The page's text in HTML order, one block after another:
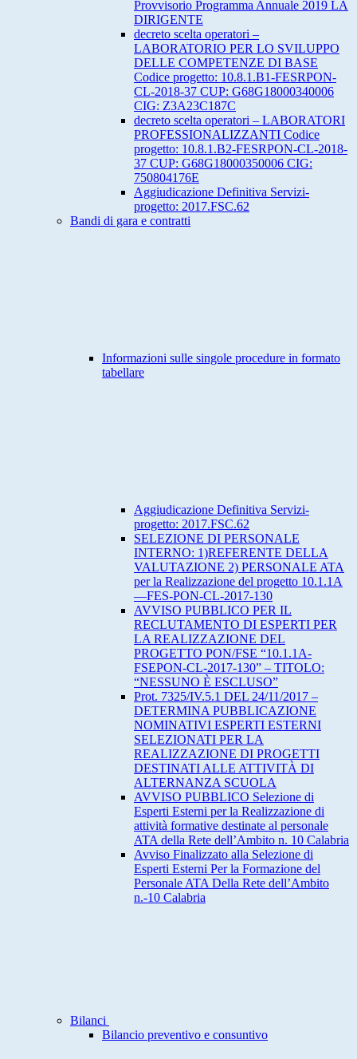
Provvisorio Programma Annuale 2019 LA
DIRIGENTE
decreto scelta operatori –
LABORATORIO PER LO SVILUPPO
DELLE COMPETENZE DI BASE
Codice progetto: 10.8.1.B1-FESRPON-
CL-2018-37 CUP: G68G18000340006
CIG: Z3A23C187C
decreto scelta operatori – LABORATORI
PROFESSIONALIZZANTI Codice
progetto: 10.8.1.B2-FESRPON-CL-2018-
37 CUP: G68G18000350006 CIG:
750804176E
Aggiudicazione Definitiva Servizi-
progetto: 2017.FSC.62
Bandi di gara e contratti
Informazioni sulle singole procedure in formato
tabellare
Aggiudicazione Definitiva Servizi-
progetto: 2017.FSC.62
SELEZIONE DI PERSONALE
INTERNO: 1)REFERENTE DELLA
VALUTAZIONE 2) PERSONALE ATA
per la Realizzazione del progetto 10.1.1A
—FES-PON-CL-2017-130
AVVISO PUBBLICO PER IL
RECLUTAMENTO DI ESPERTI PER
LA REALIZZAZIONE DEL
PROGETTO PON/FSE “10.1.1A-
FSEPON-CL-2017-130” – TITOLO:
“NESSUNO È ESCLUSO”
Prot. 7325/IV.5.1 DEL 24/11/2017 –
DETERMINA PUBBLICAZIONE
NOMINATIVI ESPERTI ESTERNI
SELEZIONATI PER LA
REALIZZAZIONE DI PROGETTI
DESTINATI ALLE ATTIVITÀ DI
ALTERNANZA SCUOLA
AVVISO PUBBLICO Selezione di
Esperti Esterni per la Realizzazione di
attività formative destinate al personale
ATA della Rete dell’Ambito n. 10 Calabria
Avviso Finalizzato alla Selezione di
Esperti Esterni Per la Formazione del
Personale ATA Della Rete dell’Ambito
n.-10 Calabria
Bilanci
Bilancio preventivo e consuntivo